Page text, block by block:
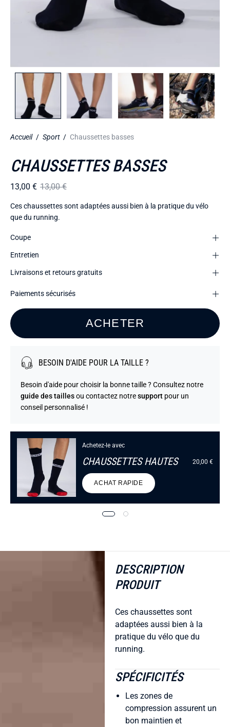
Accueil / Sport / Chaussettes basses
CHAUSSETTES BASSES
13,00 € 13,00 €
Ces chaussettes sont adaptées aussi bien à la pratique du vélo
que du running.
Coupe
Entretien
Livraisons et retours gratuits
Paiements sécurisés
ACHETER
BESOIN D'AIDE POUR LA TAILLE ?
Besoin d'aide pour choisir la bonne taille ? Consultez notre
guide des taillesou contactez notresupport pour un
conseil personnalisé !
Achetez-le avec
CHAUSSETTES HAUTES 20,00 €
ACHAT RAPIDE
DESCRIPTION
PRODUIT
Ces chaussettes sont
adaptées aussi bien à la
pratique du vélo que du
running.
SPÉCIFICITÉS
Les zones de
compression assurent un
bon maintien et